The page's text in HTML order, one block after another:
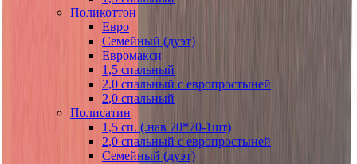
Поликоттон
Евро
Семейный (дуэт)
Евромакси
1,5 спальный
2,0 спальный с европростыней
2,0 спальный
Полисатин
1,5 сп. (.нав 70*70-1шт)
2,0 спальный с европростыней
Семейный (дуэт)